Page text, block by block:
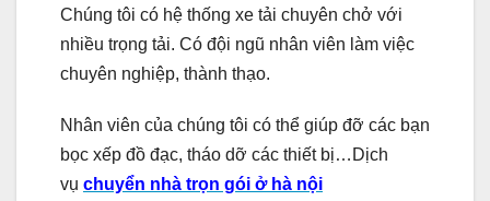
Chúng tôi có hệ thống xe tải chuyên chở với
nhiều trọng tải. Có đội ngũ nhân viên làm việc
chuyên nghiệp, thành thạo.
Nhân viên của chúng tôi có thể giúp đỡ các bạn
bọc xếp đồ đạc, tháo dỡ các thiết bị…Dịch
vụ chuyển nhà trọn gói ở hà nội